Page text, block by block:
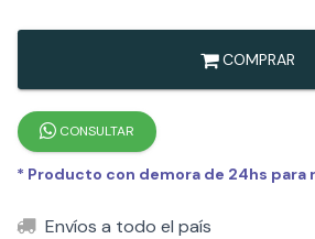
COMPRAR
CONSULTAR
* Producto con demora de 24hs para
Envíos a todo el país